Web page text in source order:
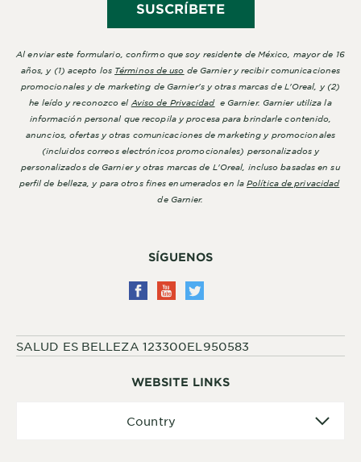
WEBSITE LINKS
Country
SÍGUENOS
SALUD ES BELLEZA 123300EL950583
SUSCRÍBETE
Al enviar este formulario, confirmo que soy residente de México, mayor de 16
años, y (1) acepto los Términos de uso de Garnier y recibir comunicaciones
promocionales y de marketing de Garnier's y otras marcas de L'Oreal, y (2)
he leído y reconozco el Aviso de Privacidade Garnier. Garnier utiliza la
información personal que recopila y procesa para brindarle contenido,
anuncios, ofertas y otras comunicaciones de marketing y promocionales
(incluidos correos electrónicos promocionales) personalizados y
personalizados de Garnier y otras marcas de L'Oreal, incluso basadas en su
perfil de belleza, y para otros fines enumerados en laPolítica de privacidad
de Garnier.